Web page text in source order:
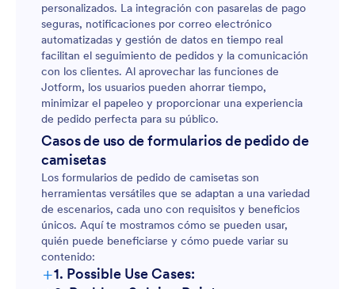
personalizados. La integración con pasarelas de pago
seguras, notificaciones por correo electrónico
automatizadas y gestión de datos en tiempo real
facilitan el seguimiento de pedidos y la comunicación
con los clientes. Al aprovechar las funciones de
Jotform, los usuarios pueden ahorrar tiempo,
minimizar el papeleo y proporcionar una experiencia
de pedido perfecta para su público.
Casos de uso de formularios de pedido de
camisetas
Los formularios de pedido de camisetas son
herramientas versátiles que se adaptan a una variedad
de escenarios, cada uno con requisitos y beneficios
únicos. Aquí te mostramos cómo se pueden usar,
quién puede beneficiarse y cómo puede variar su
contenido:
+1. Possible Use Cases: